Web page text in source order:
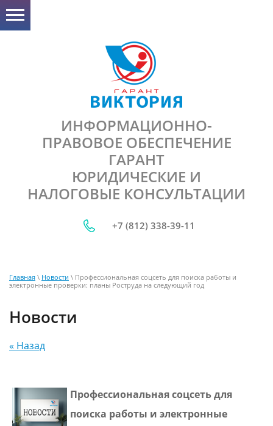
ИНФОРМАЦИОННО-
ПРАВОВОЕ ОБЕСПЕЧЕНИЕ
ГАРАНТ
ЮРИДИЧЕСКИЕ И
НАЛОГОВЫЕ КОНСУЛЬТАЦИИ
+7 (812) 338-39-11
Главная \ Новости \ Профессиональная соцсеть для поиска работы и
электронные проверки: планы Роструда на следующий год
Новости
« Назад
Профессиональная соцсеть для
поиска работы и электронные